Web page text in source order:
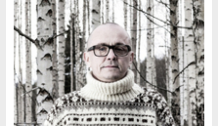
Abbott, John
Abbott, Megan
Abdel-Fattah, Randa
Abdolah, Kader
Abé, Kobo
Abedi, Isabel
Abele, Inga
Abgarjan, Narine
Abish, Walter
Aboulela, Leila
Abrahams, Peter (f. 1919)
Abrahams, Peter (f. 1947)
Abrahamson, Emmy